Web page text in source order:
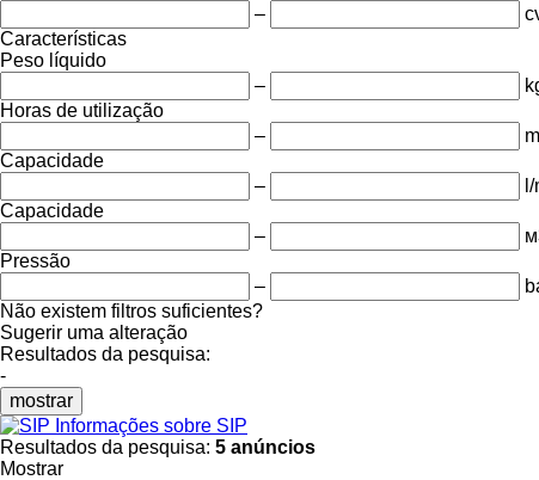
–
Características
Peso líquido
–
Horas de utilização
–
Capacidade
–
Capacidade
–
Pressão
–
Não existem filtros suficientes?
Sugerir uma alteração
Resultados da pesquisa:
-
mostrar
Informações sobre SIP
Resultados da pesquisa: 5 anúncios
Mostrar